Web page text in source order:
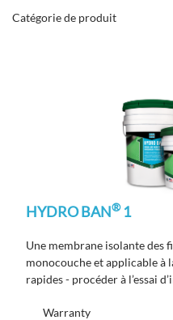
Catégorie de produit
HYDRO BAN®1
Une membrane isolante des
monocouche et applicable à
rapides- procéder à l’essai
Warranty